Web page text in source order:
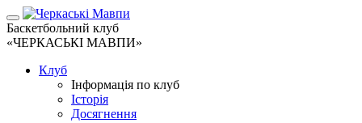
Баскетбольний клуб
«ЧЕРКАСЬКІ МАВПИ»
Клуб
Інформація по клуб
Історія
Досягнення